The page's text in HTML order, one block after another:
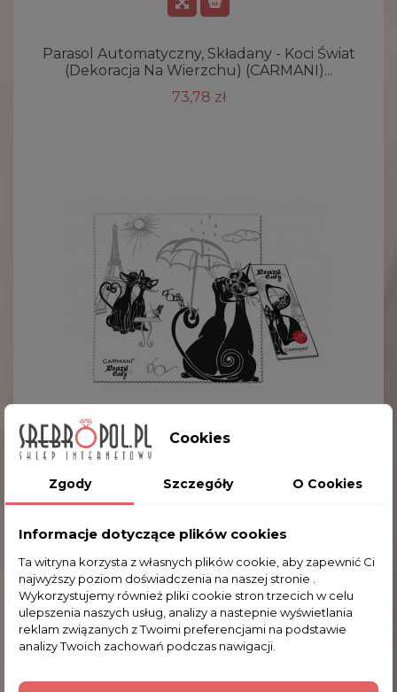
Parasol Automatyczny, Składany - Koci Świat
(dekoracja Na Wierzchu) (CARMANI)...
73,78 zł
Ściereczka Do Okularów - Koci Świat
(CARMANI) 021-0561
7,34 zł
Cookies
Zgody Szczegóły O Cookies
Informacje dotyczące plików cookies
Ta witryna korzysta z własnych plików cookie, aby zapewnić Ci
najwyższy poziom doświadczenia na naszej stronie .
Wykorzystujemy również pliki cookie stron trzecich w celu
ulepszenia naszych usług, analizy a nastepnie wyświetlania
reklam związanych z Twoimi preferencjami na podstawie
analizy Twoich zachowań podczas nawigacji.